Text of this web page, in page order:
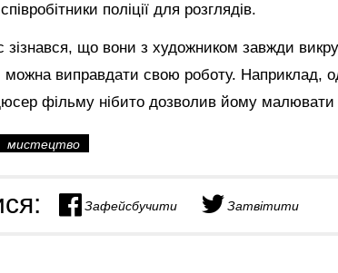
поліції для розглядів.
зізнався, що вони з художником завжди
виправдати свою роботу. Наприклад,
фільму нібито дозволив йому малювати
мистецтво
Зафейсбучити Затвітити